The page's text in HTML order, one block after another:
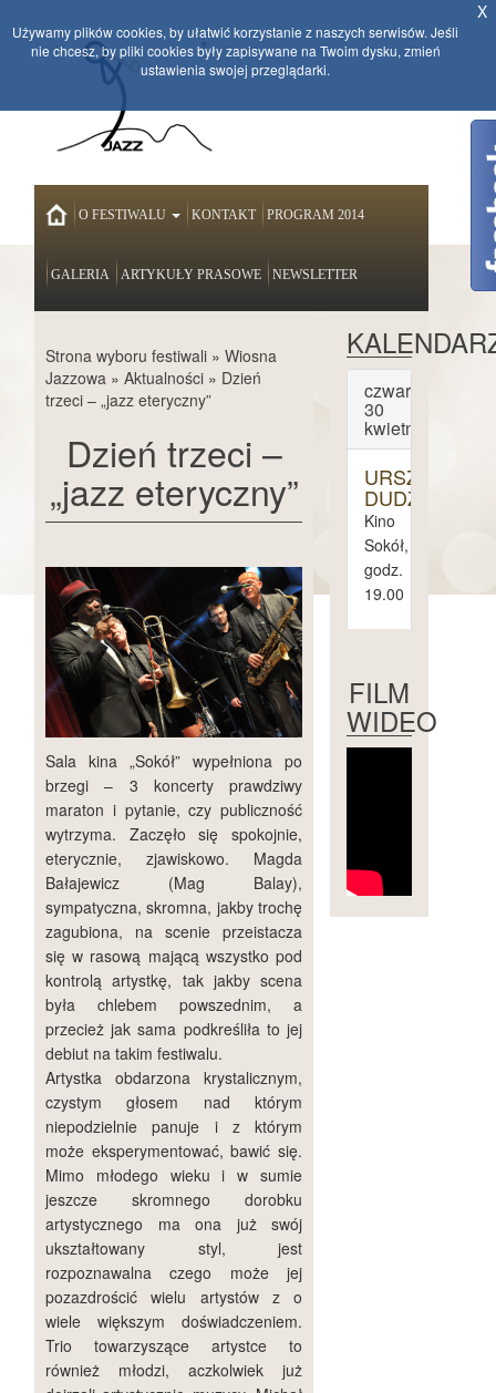
HOMEO FESTIWALU KONTAKT PROGRAM 2014
GALERIA ARTYKUŁY PRASOWE NEWSLETTER
Strona wyboru festiwali » Wiosna
Jazzowa » Aktualności » Dzień
trzeci – „jazz eteryczny”
Dzień trzeci –
„jazz eteryczny”
Sala kina „Sokół” wypełniona po
brzegi – 3 koncerty prawdziwy
maraton i pytanie, czy publiczność
wytrzyma. Zaczęło się spokojnie,
eterycznie, zjawiskowo. Magda
Bałajewicz (Mag Balay),
sympatyczna, skromna, jakby trochę
zagubiona, na scenie przeistacza
się w rasową mającą wszystko pod
kontrolą artystkę, tak jakby scena
była chlebem powszednim, a
przecież jak sama podkreśliła to jej
debiut na takim festiwalu.
Artystka obdarzona krystalicznym,
czystym głosem nad którym
niepodzielnie panuje i z którym
może eksperymentować, bawić się.
Mimo młodego wieku i w sumie
jeszcze skromnego dorobku
artystycznego ma ona już swój
ukształtowany styl, jest
rozpoznawalna czego może jej
pozazdrościć wielu artystów z o
wiele większym doświadczeniem.
Trio towarzyszące artystce to
również młodzi, aczkolwiek już
czwartek
30
kwietnia
URSZULA
DUDZIAK
Kino
Sokół,
godz.
19.00
1.
maja
sobota
maja
FILM
WIDEO
Używamy plików cookies, by ułatwić korzystanie z naszych serwisów. Jeśli
nie chcesz, by pliki cookies były zapisywane na Twoim dysku, zmień
ustawienia swojej przeglądarki.
X